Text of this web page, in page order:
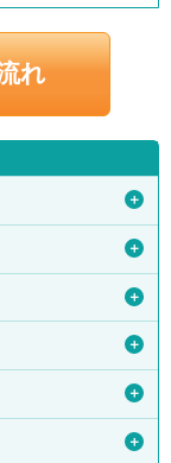
れ
＋
＋
＋
＋
＋
＋